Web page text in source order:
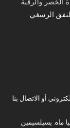
الخصر والرقبة
الرسغي
أو الاتصال بنا
ماه. يسيلسيمين